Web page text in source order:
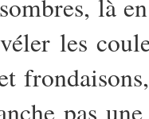
là
les
pas